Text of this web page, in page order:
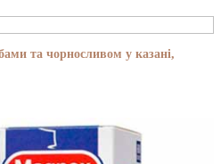
та чорносливом у казані,